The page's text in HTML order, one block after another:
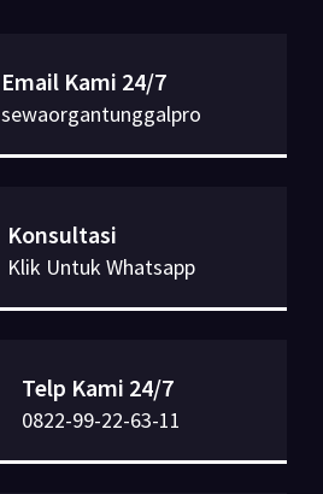
Email Kami 24/7
sewaorgantunggalpro
Konsultasi
Klik Untuk Whatsapp
Telp Kami 24/7
0822-99-22-63-11